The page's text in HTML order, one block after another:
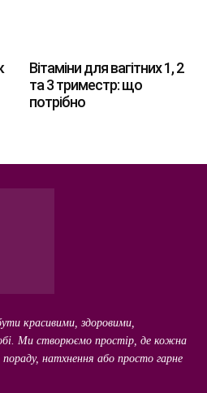
Вітаміни для вагітних 1, 2
та 3 триместр: що
потрібно
красивими, здоровими,
Ми створюємо простір, де кожна
натхнення або просто гарне